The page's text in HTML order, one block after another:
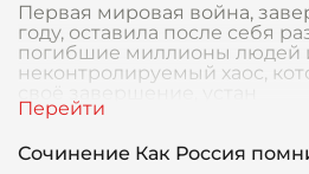
Первая мировая война,
году, оставила после себя
погибшие миллионы людей
неконтролируемый хаос,
Сочинение Как Россия